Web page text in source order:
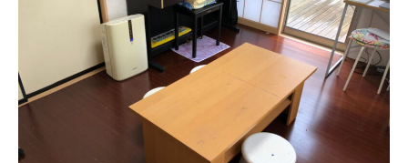
2020年8月
2020年7月
2020年6月
2020年3月